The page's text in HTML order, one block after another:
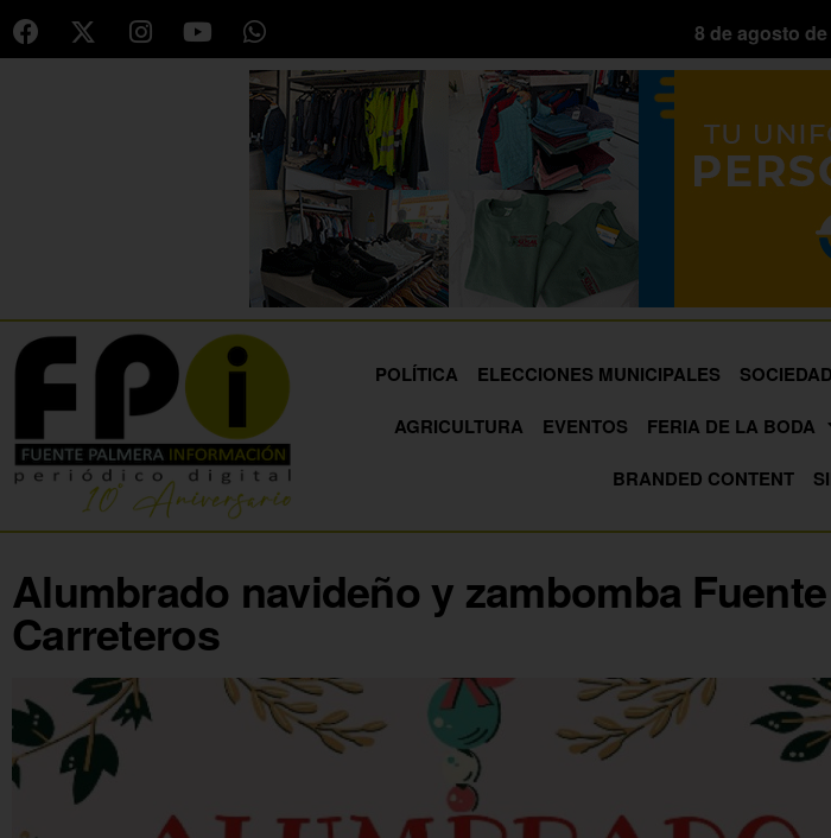
8 de agosto de
POLÍTICA ELECCIONES MUNICIPALES SOCIEDAD
AGRICULTURA
EVENTOS FERIA DE LA BODA
BRANDED CONTENT
Alumbrado navideño y zambomba Fuente
Carreteros